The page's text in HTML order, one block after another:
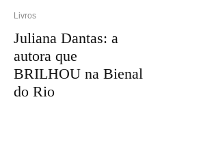
Livros
Juliana Dantas: a
autora que
BRILHOU na Bienal
do Rio